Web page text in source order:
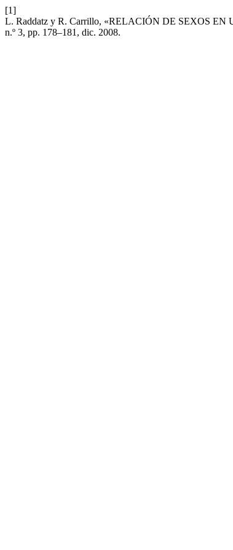
[1]
L. Raddatz y R. Carrillo, «RELACIÓN DE SEXOS
n.º 3, pp. 178–181, dic. 2008.